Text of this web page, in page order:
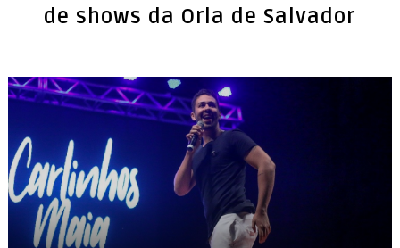
de shows da Orla de Salvador